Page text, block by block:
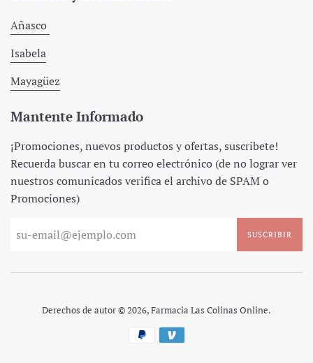
Añasco
Isabela
Mayagüez
Mantente Informado
¡Promociones, nuevos productos y ofertas, suscribete!
Recuerda buscar en tu correo electrónico (de no lograr ver
nuestros comunicados verifica el archivo de SPAM o
Promociones)
SUSCRIBIR
Derechos de autor © 2026,Farmacia Las Colinas Online.
Métodos